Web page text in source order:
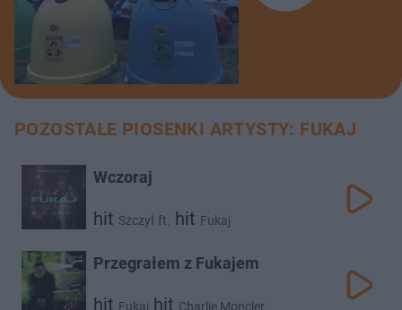
POZOSTAŁE PIOSENKI ARTYSTY: FUKAJ
Wczoraj
hit Szczyl ft. hit Fukaj
Przegrałem z Fukajem
hit Fukaj hit Charlie Moncler